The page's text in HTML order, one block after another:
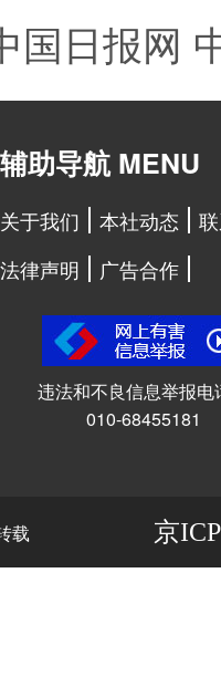
国日报网
辅助导航 MENU
关于我们 本社动态
法律声明
广告合作
违法和不良信息举报电
010-68455181
载 京